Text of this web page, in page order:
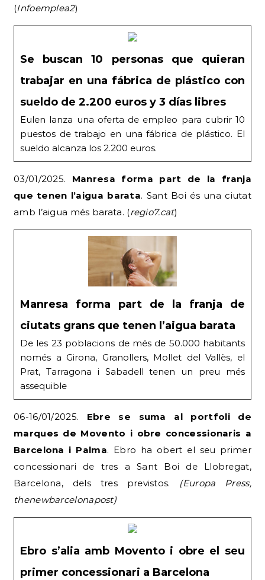
(Infoemplea2)
Se buscan 10 personas que quieran
trabajar en una fábrica de plástico con
sueldo de 2.200 euros y 3 días libres
Eulen lanza una oferta de empleo para cubrir 10
puestos de trabajo en una fábrica de plástico. El
sueldo alcanza los 2.200 euros.
03/01/2025. Manresa forma part de la franja
que tenen l’aigua barata. Sant Boi és una ciutat
amb l’aigua més barata. (regio7.cat)
Manresa forma part de la franja de
ciutats grans que tenen l’aigua barata
De les 23 poblacions de més de 50.000 habitants
només a Girona, Granollers, Mollet del Vallès, el
Prat, Tarragona i Sabadell tenen un preu més
assequible
06-16/01/2025. Ebre se suma al portfoli de
marques de Movento i obre concessionaris a
Barcelona i Palma. Ebro ha obert el seu primer
concessionari de tres a Sant Boi de Llobregat,
Barcelona, dels tres previstos. (Europa Press,
thenewbarcelonapost)
Ebro s’alia amb Movento i obre el seu
primer concessionari a Barcelona